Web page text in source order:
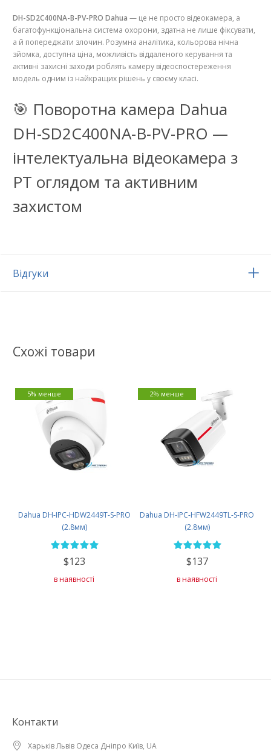
DH-SD2C400NA-B-PV-PRO Dahua — це не просто відеокамера, а
багатофункціональна система охорони, здатна не лише фіксувати,
а й попереджати злочин. Розумна аналітика, кольорова нічна
зйомка, доступна ціна, можливість віддаленого керування та
активні захисні заходи роблять камеру відеоспостереження
модель одним із найкращих рішень у своєму класі.
🎯 Поворотна камера Dahua
DH-SD2C400NA-B-PV-PRO —
інтелектуальна відеокамера з
PT оглядом та активним
захистом
Відгуки
Схожі товари
Dahua DH-IPC-HDW2449T-S-PRO
(2.8мм)
$123
в наявності
5% менше
Dahua DH-IPC-HFW2449TL-S-PRO
(2.8мм)
$137
в наявності
2% менше
Контакти
Харьків Львів Одеса Дніпро Київ, UA